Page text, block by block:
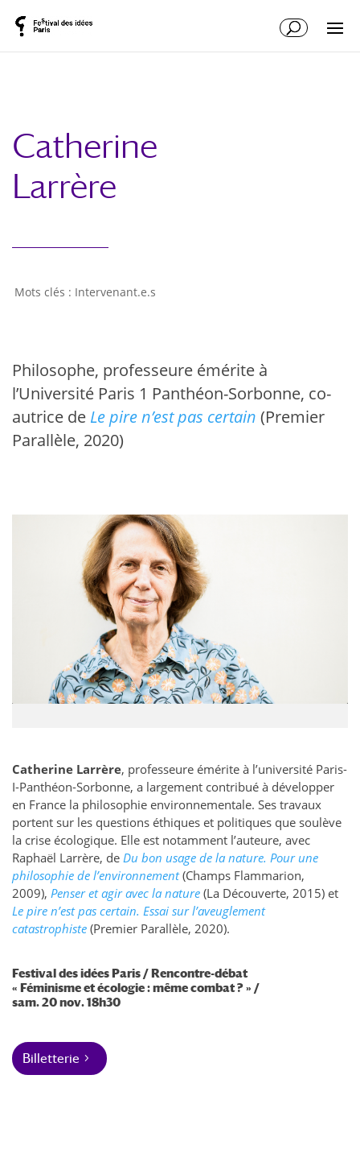
Catherine
Larrère
Intervenant.e.s
Philosophe, professeure émérite à
l’Université Paris 1 Panthéon-Sorbonne, co-
autrice de Le pire n’est pas certain (Premier
Parallèle, 2020)
Catherine Larrère, professeure émérite à l’université Paris-
I-Panthéon-Sorbonne, a largement contribué à développer
en France la philosophie environnementale. Ses travaux
portent sur les questions éthiques et politiques que soulève
la crise écologique. Elle est notamment l’auteure, avec
Raphaël Larrère, de Du bon usage de la nature. Pour une
philosophie de l’environnement(Champs Flammarion,
2009), Penser et agir avec la nature (La Découverte, 2015) et
Le pire n’est pas certain. Essai sur l’aveuglement
catastrophiste (Premier Parallèle, 2020).
Festival des idées Paris / Rencontre-débat
« Féminisme et écologie : même combat ?» /
sam. 20 nov. 18h30
Billetterie